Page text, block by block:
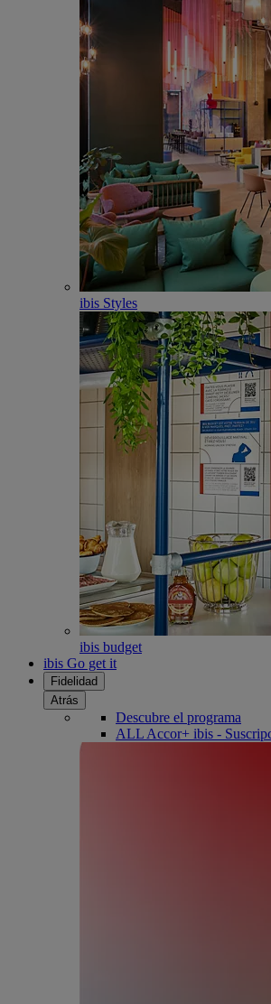
ibis Styles
ibis budget
ibis Go get it
Fidelidad
Atrás
Descubre el programa
ALL Accor+ ibis -